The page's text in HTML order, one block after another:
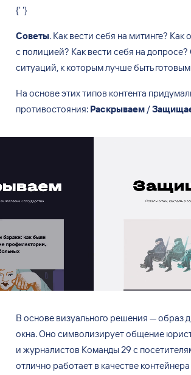
{' '}
Советы. Как вести себя на митинге? Как
с полицией? Как вести себя на допросе?
ситуаций, к которым лучше быть
На основе этих типов контента
противостояния: Раскрываем/
В основе визуального решения —образ
окна. Оно символизирует общение
и журналистов Команды 29 с
отлично работает в качестве